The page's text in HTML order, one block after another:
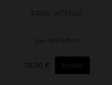
FAME INTENSE
Eau de Parfum
78,90 € Ajouter